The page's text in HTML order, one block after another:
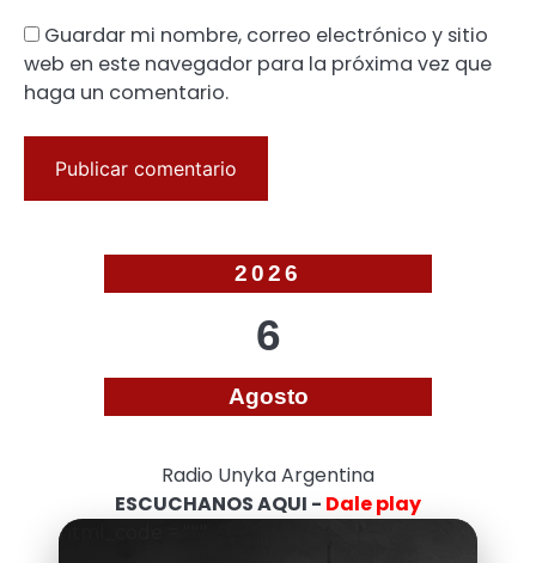
Guardar mi nombre, correo electrónico y sitio
web en este navegador para la próxima vez que
haga un comentario.
2026
6
Agosto
Radio Unyka Argentina
ESCUCHANOS AQUI - Dale play